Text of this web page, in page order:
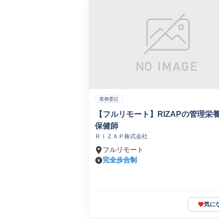
業務委託
【フルリモート】RIZAPの管理栄
保健師
ＲＩＺＡＰ株式会社
フルリモート
完全歩合制
気に